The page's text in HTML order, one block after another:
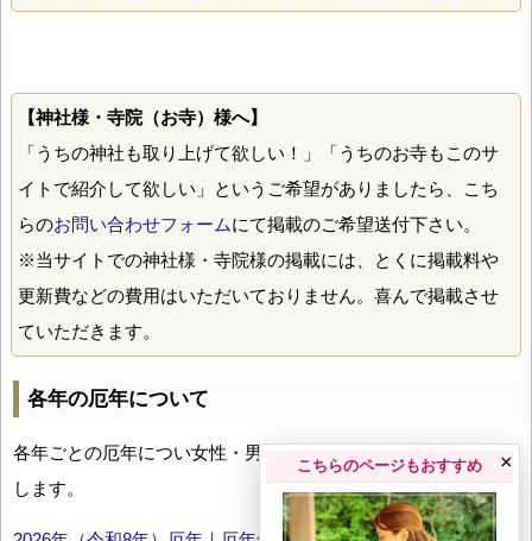
【神社様・寺院（お寺）様へ】
「うちの神社も取り上げて欲しい！」「うちのお寺もこのサ
イトで紹介して欲しい」というご希望がありましたら、こち
らのお問い合わせフォームにて掲載のご希望送付下さい。
※当サイトでの神社様・寺院様の掲載には、とくに掲載料や
更新費などの費用はいただいておりません。喜んで掲載させ
ていただきます。
各年の厄年について
各年ごとの厄年につい女性・男性の年齢早見表とともにお伝え
します。
こちらのページもおすすめ ×